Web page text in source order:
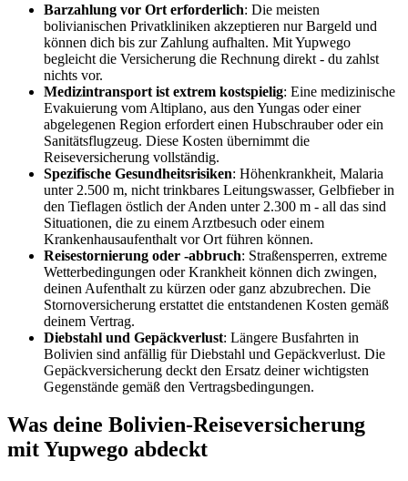
Barzahlung vor Ort erforderlich: Die meisten
bolivianischen Privatkliniken akzeptieren nur Bargeld und
können dich bis zur Zahlung aufhalten. Mit Yupwego
begleicht die Versicherung die Rechnung direkt - du zahlst
nichts vor.
Medizintransport ist extrem kostspielig: Eine medizinische
Evakuierung vom Altiplano, aus den Yungas oder einer
abgelegenen Region erfordert einen Hubschrauber oder ein
Sanitätsflugzeug. Diese Kosten übernimmt die
Reiseversicherung vollständig.
Spezifische Gesundheitsrisiken: Höhenkrankheit, Malaria
unter 2.500 m, nicht trinkbares Leitungswasser, Gelbfieber in
den Tieflagen östlich der Anden unter 2.300 m - all das sind
Situationen, die zu einem Arztbesuch oder einem
Krankenhausaufenthalt vor Ort führen können.
Reisestornierung oder -abbruch: Straßensperren, extreme
Wetterbedingungen oder Krankheit können dich zwingen,
deinen Aufenthalt zu kürzen oder ganz abzubrechen. Die
Stornoversicherung erstattet die entstandenen Kosten gemäß
deinem Vertrag.
Diebstahl und Gepäckverlust: Längere Busfahrten in
Bolivien sind anfällig für Diebstahl und Gepäckverlust. Die
Gepäckversicherung deckt den Ersatz deiner wichtigsten
Gegenstände gemäß den Vertragsbedingungen.
Was deine Bolivien-Reiseversicherung
mit Yupwego abdeckt